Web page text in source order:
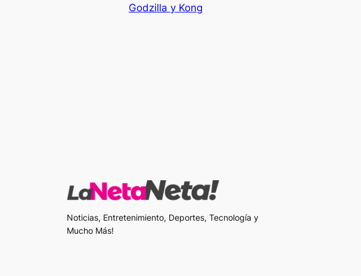
Godzilla y Kong
Noticias, Entretenimiento, Deportes, Tecnología y
Mucho Más!